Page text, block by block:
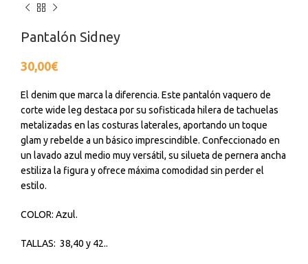
Pantalón Sidney
30,00€
El denim que marca la diferencia. Este pantalón vaquero de
corte wide leg destaca por su sofisticada hilera de tachuelas
metalizadas en las costuras laterales, aportando un toque
glam y rebelde a un básico imprescindible. Confeccionado en
un lavado azul medio muy versátil, su silueta de pernera ancha
estiliza la figura y ofrece máxima comodidad sin perder el
estilo.
COLOR: Azul.
TALLAS: 38,40 y 42..